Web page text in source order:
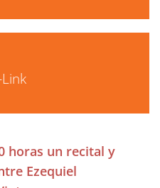
horas un recital y
Ezequiel